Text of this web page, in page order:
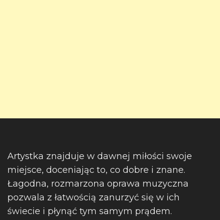
Artystka znajduje w dawnej miłości swoje
miejsce, doceniając to, co dobre i znane.
Łagodna, rozmarzona oprawa muzyczna
pozwala z łatwością zanurzyć się w ich
świecie i płynąć tym samym prądem.